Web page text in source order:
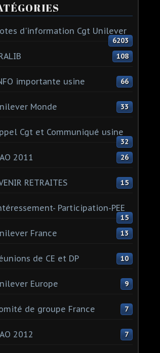
d'information Cgt Unilever
6203
108
importante usine 66
Monde 33
Cgt et Communiqué usine
32
2011 26
RETRAITES 15
Participation-PEE
15
France 13
de CE et DP 10
Europe 9
de groupe France 7
2012 7